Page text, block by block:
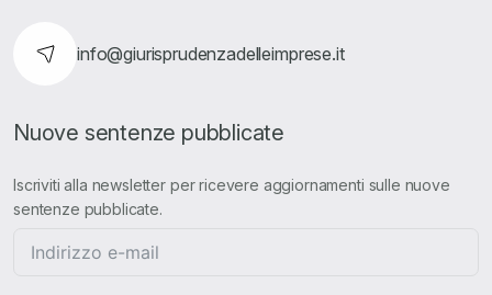
info@giurisprudenzadelleimprese.it
Nuove sentenze pubblicate
Iscriviti alla newsletter per ricevere aggiornamenti sulle nuove
sentenze pubblicate.